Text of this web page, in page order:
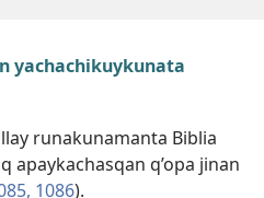
yachachikuykunata
runakunamanta Biblia
apaykachasqan q’opa jinan
1086).